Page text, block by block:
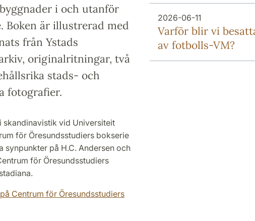
i och utanför
Boken är illustrerad med
från Ystads
originalritningar, två
stads- och
fotografier.
vid Universiteit
för Öresundsstudiers bokserie
synpunkter på H.C. Andersen och
för Öresundsstudiers
Centrum för Öresundsstudiers
2026-06-11
Varför blir vi
av fotbolls-VM?